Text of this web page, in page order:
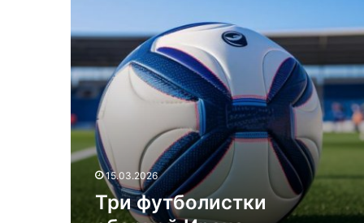
15.03.2026
Три футболистки